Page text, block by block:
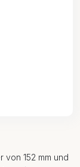
von 152 mm und